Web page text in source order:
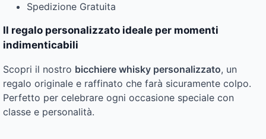
Spedizione Gratuita
Il regalo personalizzato ideale per momenti
indimenticabili
Scopri il nostro bicchiere whisky personalizzato, un
regalo originale e raffinato che farà sicuramente colpo.
Perfetto per celebrare ogni occasione speciale con
classe e personalità.